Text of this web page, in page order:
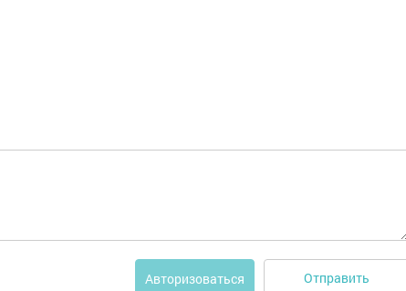
Авторизоваться Отправить